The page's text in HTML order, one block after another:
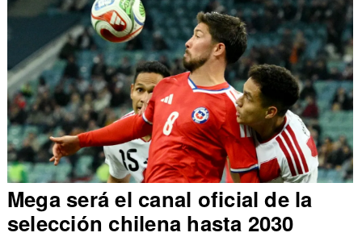
Mega será el canal oficial de la
selección chilena hasta 2030